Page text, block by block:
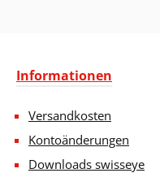
Informationen
Versandkosten
Kontoänderungen
Downloads swisseye